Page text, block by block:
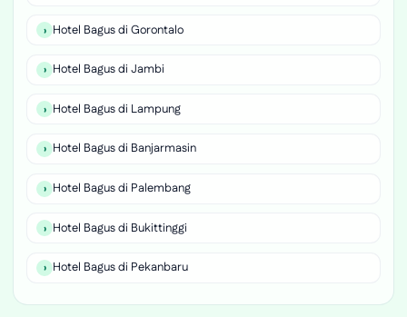
Hotel Bagus di Gorontalo
Hotel Bagus di Jambi
Hotel Bagus di Lampung
Hotel Bagus di Banjarmasin
Hotel Bagus di Palembang
Hotel Bagus di Bukittinggi
Hotel Bagus di Pekanbaru